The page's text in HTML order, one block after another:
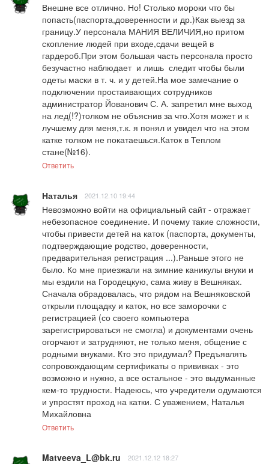
Внешне все отлично. Но! Столько мороки что бы
попасть(паспорта,доверенности и др.)Как выезд за
границу.У персонала МАНИЯ ВЕЛИЧИЯ,но притом
скопление людей при входе,сдачи вещей в
гардероб.При этом большая часть персонала просто
безучастно наблюдает  и лишь  следит чтобы были
одеты маски в т. ч. и у детей.На мое замечание о
подключении простаивающих сотрудников
администратор Йованович С. А. запретил мне выход
на лед(!?)толком не объяснив за что.Хотя может и к
лучшему для меня,т.к. я понял и увидел что на этом
катке толком не покатаешься.Каток в Теплом
стане(№16).
Ответить
Наталья 2021.12.10 19:44
Невозможно войти на официальный сайт - отражает
небезопасное соединение. И почему такие сложности,
чтобы привести детей на каток (паспорта, документы,
подтверждающие родство, доверенности,
предварительная регистрация ...).Раньше этого не
было. Ко мне приезжали на зимние каникулы внуки и
мы ездили на Городецкую, сама живу в Вешняках.
Сначала обрадовалась, что рядом на Вешняковской
открыли площадку и каток, но все заморочки с
регистрацией (со своего компьютера
зарегистрироваться не смогла) и документами очень
огорчают и затрудняют, не только меня, общение с
родными внуками. Кто это придумал? Предъявлять
сопровождающим сертификаты о прививках - это
возможно и нужно, а все остальное - это выдуманные
кем-то трудности. Надеюсь, что учредители одумаются
и упростят проход на катки. С уважением, Наталья
Михайловна
Ответить
Matveeva_L@bk.ru 2021.12.12 18:27